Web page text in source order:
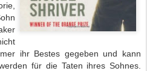
ihr Bestes gegeben und kann
für die Taten ihres Sohnes.